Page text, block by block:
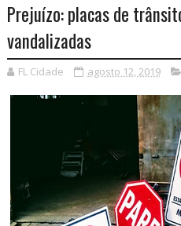
Prejuízo: placas de
vandalizadas
FL Cidade agosto 12, 2019